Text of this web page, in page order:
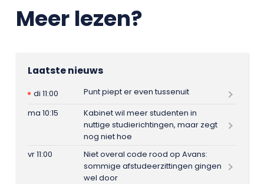
Meer lezen?
Laatste nieuws
di 11:00
Punt piept er even tussenuit
ma 10:15
Kabinet wil meer studenten in
nuttige studierichtingen, maar zegt
nog niet hoe
vr 11:00
Niet overal code rood op Avans:
sommige afstudeerzittingen gingen
wel door